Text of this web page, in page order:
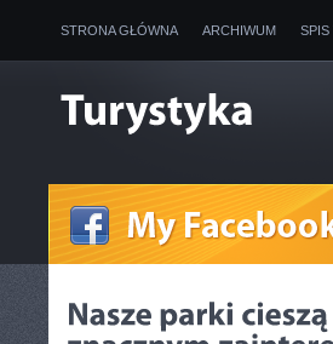
STRONA GŁÓWNA ARCHIWUM SPIS